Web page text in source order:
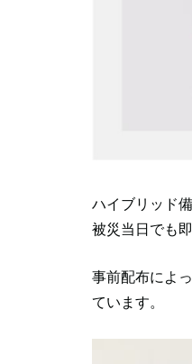
ハイブリッド
被災当日でも
事前配布によ
ています。